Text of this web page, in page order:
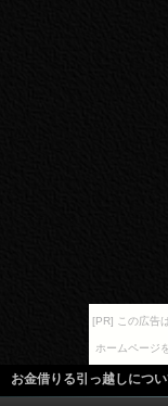
[PR] この広告
ホームページ
お金借りる引っ越しにつ